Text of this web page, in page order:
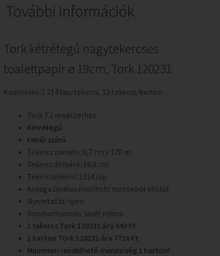
További információk
Tork kétrétegű nagytekercses
toalettpapír ø 19cm, Tork 120231
Kiszerelés: 1 214 lap/tekercs, 12 tekercs/karton
Tork T2 rendszerhez
Kétrétegű
Fehér színű
Tekercs mérete: 9,7 cm x 170 m
Tekercs átmérő: 18,8 cm
Tekercsenként 1214 lap
Anyaga újrahasznosított rostokból készül
Nyomtatás: Igen
Dombornyomás: levél minta
1 tekercs Tork 120231 ára 643 Ft
1 karton Tork 120231 ára 7716 Ft
Minimum rendelhető mennyiség 1 karton!